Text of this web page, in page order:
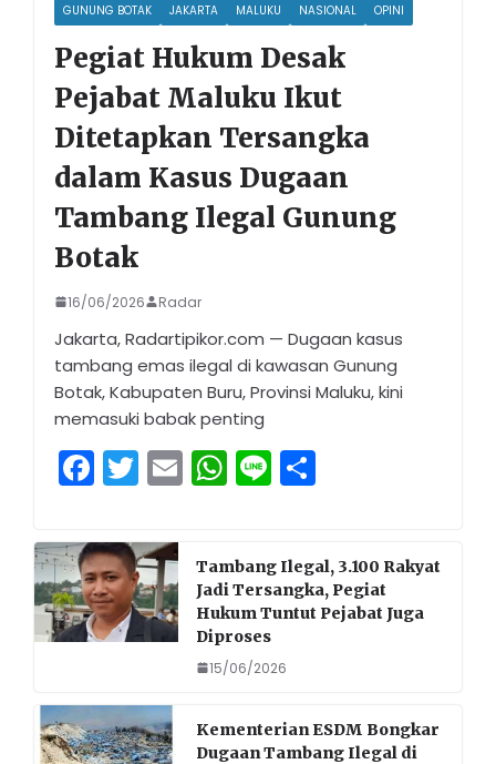
GUNUNG BOTAK JAKARTA MALUKU NASIONAL OPINI
Pegiat Hukum Desak
Pejabat Maluku Ikut
Ditetapkan Tersangka
dalam Kasus Dugaan
Tambang Ilegal Gunung
Botak
16/06/2026 Radar
Jakarta, Radartipikor.com — Dugaan kasus
tambang emas ilegal di kawasan Gunung
Botak, Kabupaten Buru, Provinsi Maluku, kini
memasuki babak penting
F
a
c
e
b
o
k
T
w
itt
er
E
m
W
h
ts
A
p
p
Li
n
e
Tambang Ilegal, 3.100 Rakyat
Jadi Tersangka, Pegiat
Hukum Tuntut Pejabat Juga
Diproses
15/06/2026
Kementerian ESDM Bongkar
Dugaan Tambang Ilegal di